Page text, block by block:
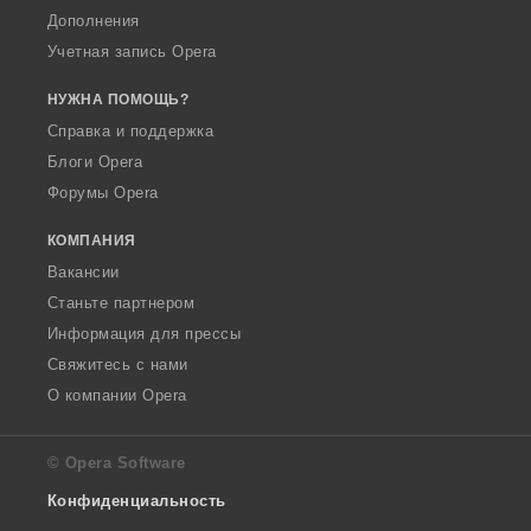
Дополнения
Учетная запись Opera
НУЖНА ПОМОЩЬ?
Справка и поддержка
Блоги Opera
Форумы Opera
КОМПАНИЯ
Вакансии
Станьте партнером
Информация для прессы
Свяжитесь с нами
О компании Opera
© Opera Software
Конфиденциальность